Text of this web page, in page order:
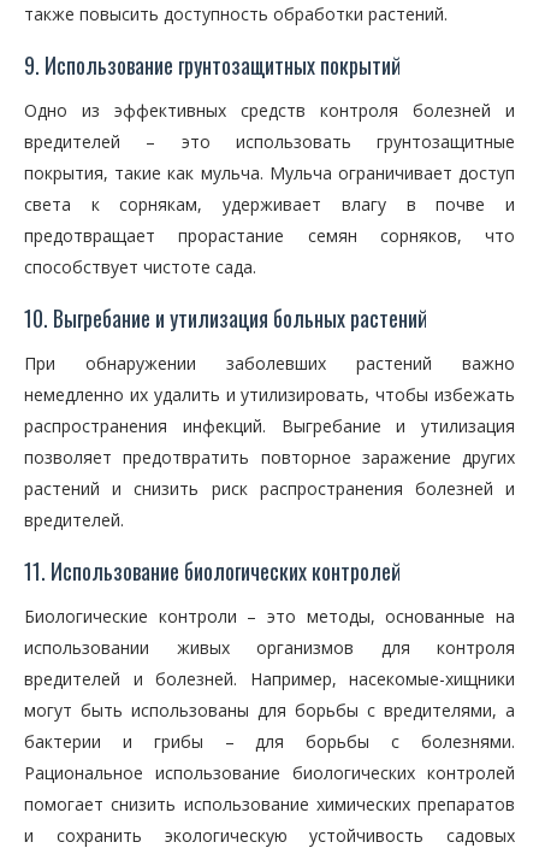
также повысить доступность обработки растений.
9. Использование грунтозащитных покрытий
Одно из эффективных средств контроля болезней и
вредителей – это использовать грунтозащитные
покрытия, такие как мульча. Мульча ограничивает доступ
света к сорнякам, удерживает влагу в почве и
предотвращает прорастание семян сорняков, что
способствует чистоте сада.
10. Выгребание и утилизация больных растений
При обнаружении заболевших растений важно
немедленно их удалить и утилизировать, чтобы избежать
распространения инфекций. Выгребание и утилизация
позволяет предотвратить повторное заражение других
растений и снизить риск распространения болезней и
вредителей.
11. Использование биологических контролей
Биологические контроли – это методы, основанные на
использовании живых организмов для контроля
вредителей и болезней. Например, насекомые-хищники
могут быть использованы для борьбы с вредителями, а
бактерии и грибы – для борьбы с болезнями.
Рациональное использование биологических контролей
помогает снизить использование химических препаратов
и сохранить экологическую устойчивость садовых